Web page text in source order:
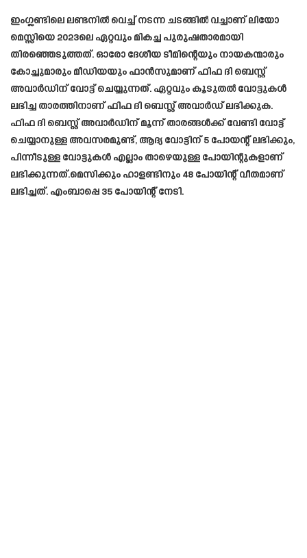
ഇംഗ്ലണ്ടിലെ ലണ്ടനിൽ വെച്ച് നടന്ന ചടങ്ങിൽ വച്ചാണ് ലിയോ
മെസ്സിയെ 2023ലെ ഏറ്റവും മികച്ച പുരുഷതാരമായി
തിരഞ്ഞെടുത്തത്. ഓരോ ദേശീയ ടീമിന്റെയും നായകന്മാരും
കോച്ചുമാരും മീഡിയയും ഫാൻസുമാണ് ഫിഫ ദി ബെസ്റ്റ്
അവാർഡിന് വോട്ട് ചെയ്യുന്നത്. ഏറ്റവും കൂടുതൽ വോട്ടുകൾ
ലഭിച്ച താരത്തിനാണ് ഫിഫ ദി ബെസ്റ്റ് അവാർഡ് ലഭിക്കുക.
ഫിഫ ദി ബെസ്റ്റ് അവാർഡിന് മൂന്ന് താരങ്ങൾക്ക് വേണ്ടി വോട്ട്
ചെയ്യാനുള്ള അവസരമുണ്ട്, ആദ്യ വോട്ടിന് 5 പോയന്റ് ലഭിക്കും,
പിന്നീടുള്ള വോട്ടുകൾ എല്ലാം താഴെയുള്ള പോയിന്റുകളാണ്
ലഭിക്കുന്നത്.മെസിക്കും ഹാളണ്ടിനും 48 പോയിന്റ് വീതമാണ്
ലഭിച്ചത്. എംബാപ്പെ 35 പോയിന്റ് നേടി.